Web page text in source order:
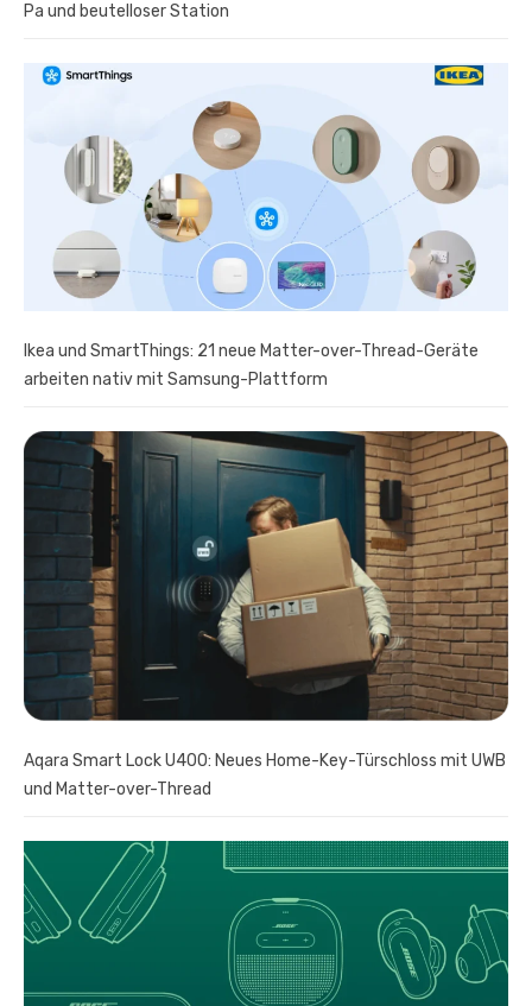
Pa und beutelloser Station
Ikea und SmartThings: 21 neue Matter-over-Thread-Geräte
arbeiten nativ mit Samsung-Plattform
Aqara Smart Lock U400: Neues Home-Key-Türschloss mit UWB
und Matter-over-Thread